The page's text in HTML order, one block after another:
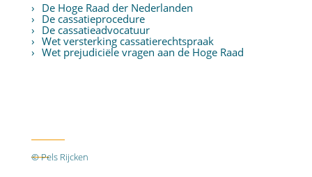
De Hoge Raad der Nederlanden
De cassatieprocedure
De cassatieadvocatuur
Wet versterking cassatierechtspraak
Wet prejudiciële vragen aan de Hoge Raad
© Pels Rijcken